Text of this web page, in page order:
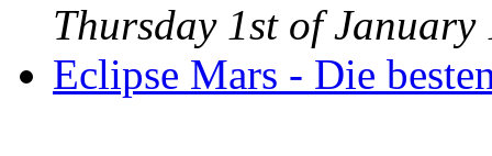
Thursday 1st of
Eclipse Mars - Die